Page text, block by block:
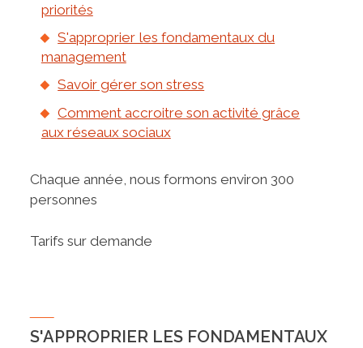
priorités
S'approprier les fondamentaux du
management
Savoir gérer son stress
Comment accroitre son activité grâce
aux réseaux sociaux
Chaque année, nous formons environ 300
personnes
Tarifs sur demande
S'APPROPRIER LES FONDAMENTAUX